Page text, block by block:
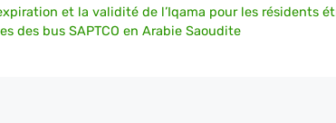
et la validité de l’Iqama pour les résidents
des bus SAPTCO en Arabie Saoudite